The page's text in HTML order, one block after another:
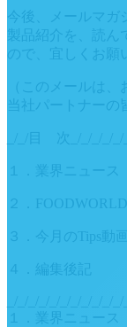
今後、メールマガ
製品紹介を、読ん
ので、宜しくお願
（このメールは
当社パートナーの
_/_/目 次_/_/_/_/_/
１．業界ニュース
２．
３．今月のTips動画
４．編集後記
１．業界ニュース